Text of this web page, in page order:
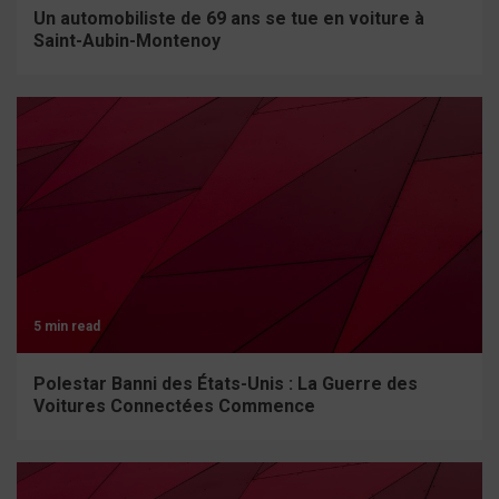
Un automobiliste de 69 ans se tue en voiture à
Saint-Aubin-Montenoy
5 min read
Polestar Banni des États-Unis : La Guerre des
Voitures Connectées Commence